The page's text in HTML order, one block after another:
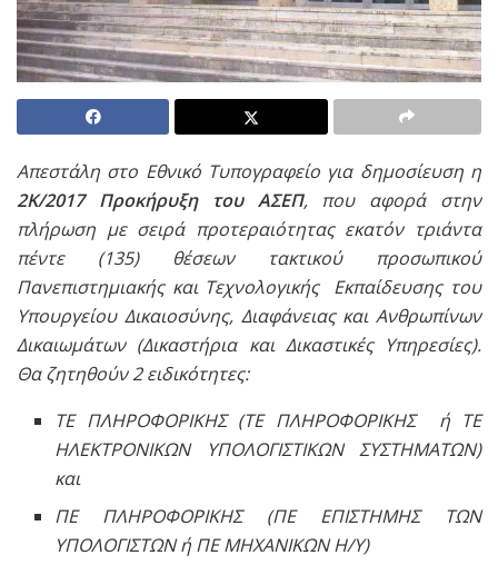
Απεστάλη στο Εθνικό Τυπογραφείο για δημοσίευση η
2Κ/2017 Προκήρυξη του ΑΣΕΠ, που αφορά στην
πλήρωση με σειρά προτεραιότητας εκατόν τριάντα
πέντε (135) θέσεων τακτικού προσωπικού
Πανεπιστημιακής και Τεχνολογικής Εκπαίδευσης του
Υπουργείου Δικαιοσύνης, Διαφάνειας και Ανθρωπίνων
Δικαιωμάτων (Δικαστήρια και Δικαστικές Υπηρεσίες).
Θα ζητηθούν 2 ειδικότητες:
ΤΕ ΠΛΗΡΟΦΟΡΙΚΗΣ (ΤΕ ΠΛΗΡΟΦΟΡΙΚΗΣ ή ΤΕ
ΗΛΕΚΤΡΟΝΙΚΩΝ ΥΠΟΛΟΓΙΣΤΙΚΩΝ ΣΥΣΤΗΜΑΤΩΝ)
και
ΠΕ ΠΛΗΡΟΦΟΡΙΚΗΣ (ΠΕ ΕΠΙΣΤΗΜΗΣ ΤΩΝ
ΥΠΟΛΟΓΙΣΤΩΝ ή ΠΕ ΜΗΧΑΝΙΚΩΝ Η/Υ)